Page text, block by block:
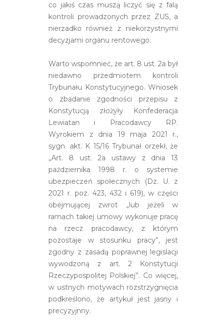
co jakiś czas muszą liczyć się z falą
kontroli prowadzonych przez ZUS, a
nierzadko również z niekorzystnymi
decyzjami organu rentowego.
Warto wspomnieć, że art. 8 ust. 2a był
niedawno przedmiotem kontroli
Trybunału Konstytucyjnego. Wniosek
o zbadanie zgodności przepisu z
Konstytucją złożyły Konfederacja
Lewiatan i Pracodawcy RP.
Wyrokiem z dnia 19 maja 2021 r.,
sygn. akt. K 15/16 Trybunał orzekł, że
„Art. 8 ust. 2a ustawy z dnia 13
października 1998 r. o systemie
ubezpieczeń społecznych (Dz. U. z
2021 r. poz. 423, 432 i 619), w części
obejmującej zwrot „lub jeżeli w
ramach takiej umowy wykonuje pracę
na rzecz pracodawcy, z którym
pozostaje w stosunku pracy”, jest
zgodny z zasadą poprawnej legislacji
wywodzoną z art. 2 Konstytucji
Rzeczypospolitej Polskiej”. Co więcej,
w ustnych motywach rozstrzygnięcia
podkreślono, że artykuł jest jasny i
precyzyjnny.